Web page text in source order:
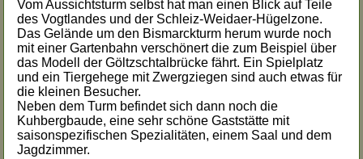
Vom Aussichtsturm selbst hat man einen Blick auf Teile
des Vogtlandes und der Schleiz-Weidaer-Hügelzone.
Das Gelände um den Bismarckturm herum wurde noch
mit einer Gartenbahn verschönert die zum Beispiel über
das Modell der Göltzschtalbrücke fährt. Ein Spielplatz
und ein Tiergehege mit Zwergziegen sind auch etwas für
die kleinen Besucher.
Neben dem Turm befindet sich dann noch die
Kuhbergbaude, eine sehr schöne Gaststätte mit
saisonspezifischen Spezialitäten, einem Saal und dem
Jagdzimmer.